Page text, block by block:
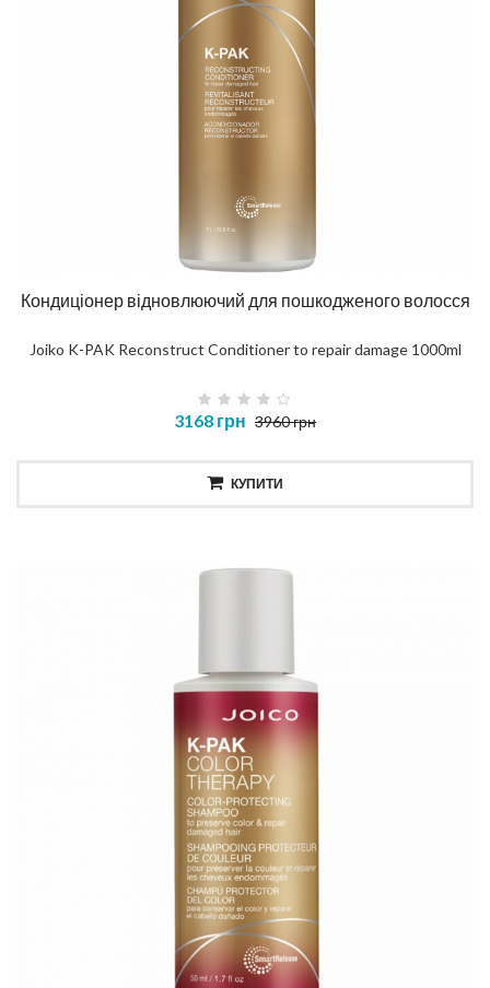
Кондиціонер відновлюючий для пошкодженого волосся
Joiko K-PAK Reconstruct Conditioner to repair damage 1000ml
3168 грн 3960 грн
КУПИТИ